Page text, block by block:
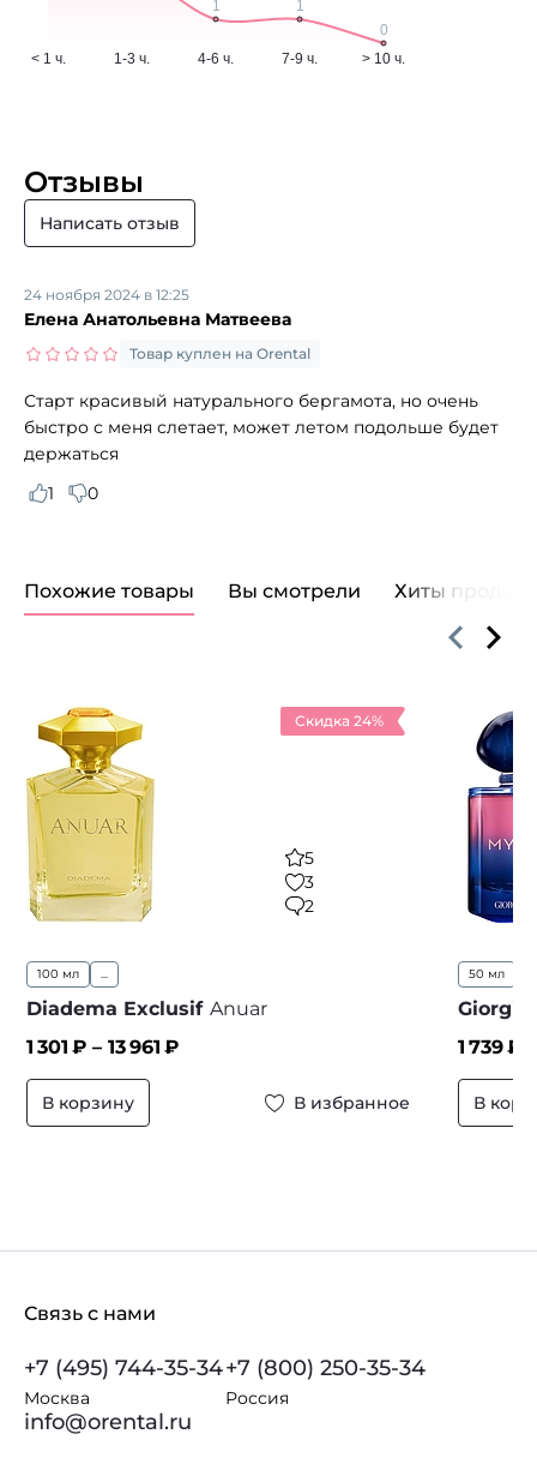
Отзывы
Написать отзыв
Елена Анатольевна Матвеева
24 ноября 2024 в 12:25
Товар куплен на Orental
Старт красивый натурального бергамота, но очень
быстро с меня слетает, может летом подольше будет
держаться
1
0
Похожие товары Вы смотрели Хиты продаж
Скидка 24%
5
3
2
100 мл
Diadema Exclusif Anuar
1 301 ₽ – 13 961 ₽
В корзину В избранное
50 мл
Giorgio
1 739₽
В
Связь с нами
+7 (495) 744-35-34
Москва
+7 (800) 250-35-34
Россия
info@orental.ru